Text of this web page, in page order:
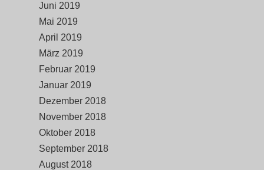
Juni 2019
Mai 2019
April 2019
März 2019
Februar 2019
Januar 2019
Dezember 2018
November 2018
Oktober 2018
September 2018
August 2018